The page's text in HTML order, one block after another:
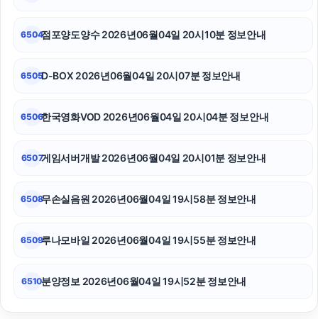
6504점포양도양수 2026년06월04일 20시10분 정보안내
6505D-BOX 2026년06월04일 20시07분 정보안내
6506한국영화VOD 2026년06월04일 20시04분 정보안내
6507게임서버개발 2026년06월04일 20시01분 정보안내
6508무손실음원 2026년06월04일 19시58분 정보안내
6509루나모바일 2026년06월04일 19시55분 정보안내
6510분양정보 2026년06월04일 19시52분 정보안내